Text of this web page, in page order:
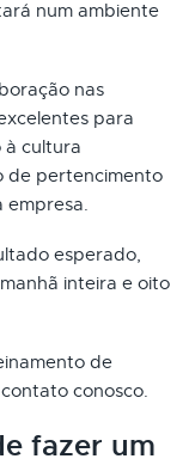
num ambiente
nas
para
cultura
de pertencimento
empresa.
esperado,
inteira e oito
de
conosco.
fazer um